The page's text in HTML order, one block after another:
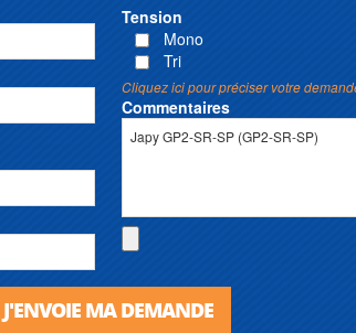
Tension
Mono
Tri
Cliquez ici pour préciser votre
Commentaires
J'ENVOIE MA DEMANDE